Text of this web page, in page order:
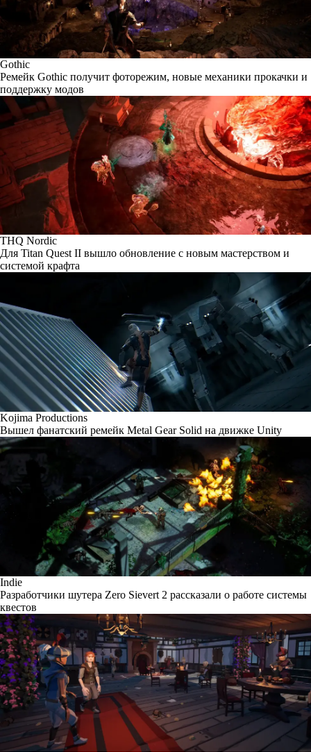
Gothic
Ремейк Gothic получит фоторежим, новые механики прокачки и
поддержку модов
THQ Nordic
Для Titan Quest II вышло обновление с новым мастерством и
системой крафта
Kojima Productions
Вышел фанатский ремейк Metal Gear Solid на движке Unity
Indie
Разработчики шутера Zero Sievert 2 рассказали о работе системы
квестов